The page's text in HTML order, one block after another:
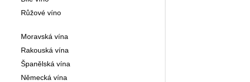
Růžové víno
Moravská vína
Rakouská vína
Španělská vína
Německá vína